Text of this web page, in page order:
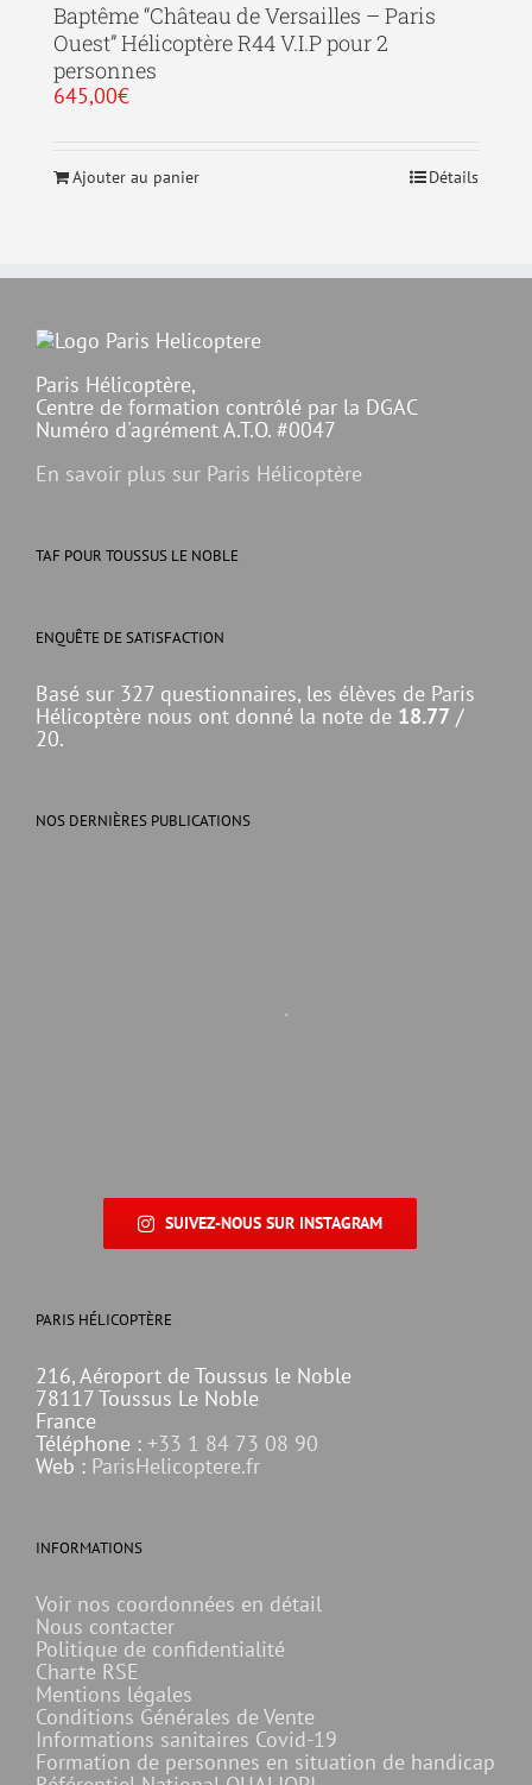
Baptême “Château de Versailles – Paris
Ouest” Hélicoptère R44 V.I.P pour 2
personnes
645,00€
Ajouter au panier Détails
Paris Hélicoptère,
Centre de formation contrôlé par la DGAC
Numéro d'agrément A.T.O. #0047
En savoir plus sur Paris Hélicoptère
TAF POUR TOUSSUS LE NOBLE
ENQUÊTE DE SATISFACTION
Basé sur 327 questionnaires, les élèves de Paris
Hélicoptère nous ont donné la note de 18.77 /
20.
NOS DERNIÈRES PUBLICATIONS
SUIVEZ-NOUS SUR INSTAGRAM
PARIS HÉLICOPTÈRE
216, Aéroport de Toussus le Noble
78117 Toussus Le Noble
France
Téléphone : +33 1 84 73 08 90
Web : ParisHelicoptere.fr
INFORMATIONS
Voir nos coordonnées en détail
Nous contacter
Politique de confidentialité
Charte RSE
Mentions légales
Conditions Générales de Vente
Informations sanitaires Covid-19
Formation de personnes en situation de handicap